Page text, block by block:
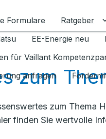
Formulare
Ratgeber
EE-Energie neu
für Vaillant
anfragen
zum
zum Thema
finden Sie wertvolle